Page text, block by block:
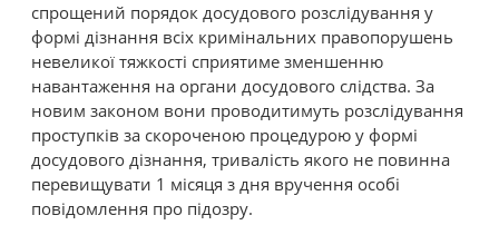
спрощений порядок досудового розслідування у
формі дізнання всіх кримінальних правопорушень
невеликої тяжкості сприятиме зменшенню
навантаження на органи досудового слідства. За
новим законом вони проводитимуть розслідування
проступків за скороченою процедурою у формі
досудового дізнання, тривалість якого не повинна
перевищувати 1 місяця з дня вручення особі
повідомлення про підозру.